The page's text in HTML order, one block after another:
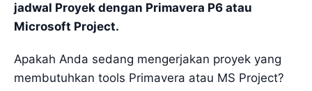
jadwal Proyek dengan Primavera P6 atau
Microsoft Project.
Apakah Anda sedang mengerjakan proyek yang
membutuhkan tools Primavera atau MS Project?